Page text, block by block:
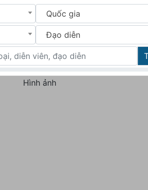
Quốc gia
Đạo diễn